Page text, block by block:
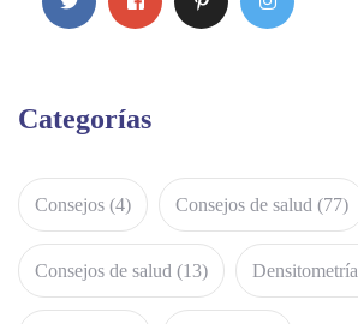
Categorías
Consejos (4) Consejos de salud (77)
Consejos de salud (13) Densitometría